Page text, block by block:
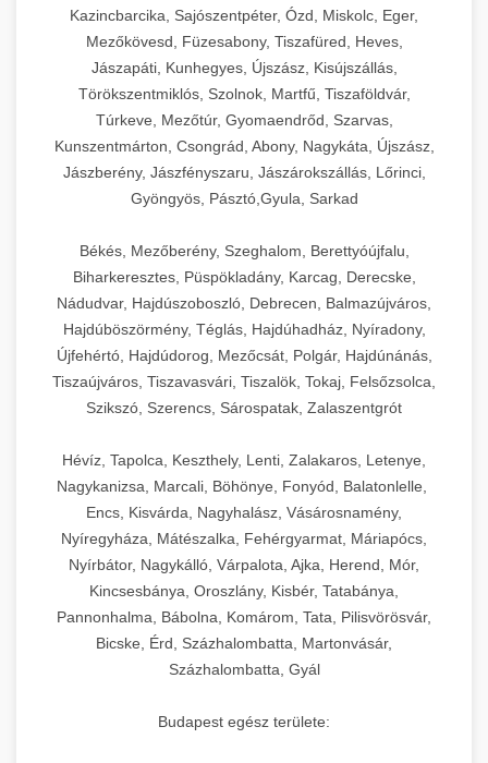
Kazincbarcika, Sajószentpéter, Ózd, Miskolc, Eger,
Mezőkövesd, Füzesabony, Tiszafüred, Heves,
Jászapáti, Kunhegyes, Újszász, Kisújszállás,
Törökszentmiklós, Szolnok, Martfű, Tiszaföldvár,
Túrkeve, Mezőtúr, Gyomaendrőd, Szarvas,
Kunszentmárton, Csongrád, Abony, Nagykáta, Újszász,
Jászberény, Jászfényszaru, Jászárokszállás, Lőrinci,
Gyöngyös, Pásztó,Gyula, Sarkad
Békés, Mezőberény, Szeghalom, Berettyóújfalu,
Biharkeresztes, Püspökladány, Karcag, Derecske,
Nádudvar, Hajdúszoboszló, Debrecen, Balmazújváros,
Hajdúböszörmény, Téglás, Hajdúhadház, Nyíradony,
Újfehértó, Hajdúdorog, Mezőcsát, Polgár, Hajdúnánás,
Tiszaújváros, Tiszavasvári, Tiszalök, Tokaj, Felsőzsolca,
Szikszó, Szerencs, Sárospatak, Zalaszentgrót
Hévíz, Tapolca, Keszthely, Lenti, Zalakaros, Letenye,
Nagykanizsa, Marcali, Böhönye, Fonyód, Balatonlelle,
Encs, Kisvárda, Nagyhalász, Vásárosnamény,
Nyíregyháza, Mátészalka, Fehérgyarmat, Máriapócs,
Nyírbátor, Nagykálló, Várpalota, Ajka, Herend, Mór,
Kincsesbánya, Oroszlány, Kisbér, Tatabánya,
Pannonhalma, Bábolna, Komárom, Tata, Pilisvörösvár,
Bicske, Érd, Százhalombatta, Martonvásár,
Százhalombatta, Gyál
Budapest egész területe: